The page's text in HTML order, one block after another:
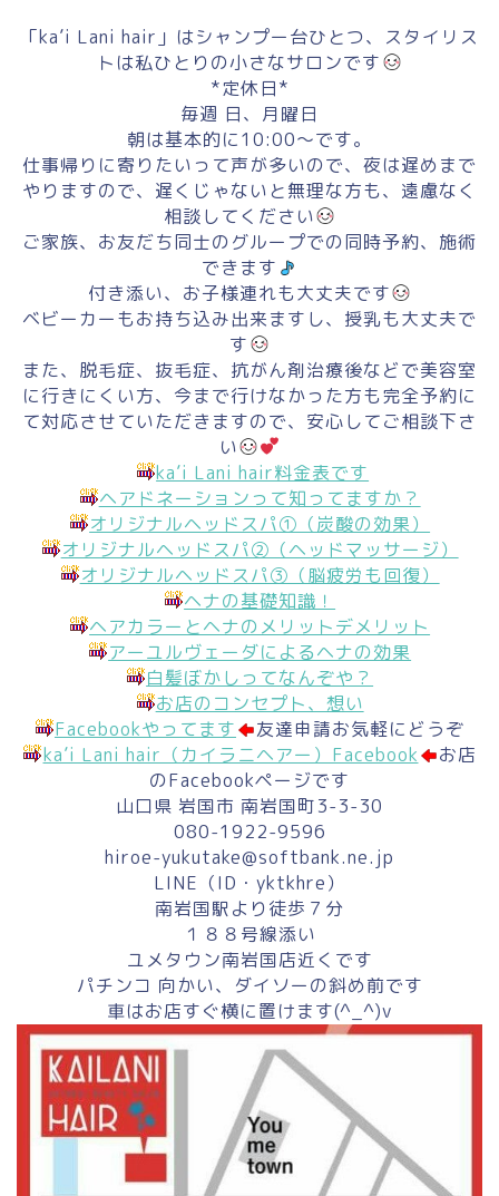
「ka’i Lani hair」はシャンプー台ひとつ、スタイリス
トは私ひとりの小さなサロンです
*定休日*
毎週 日、月曜日
朝は基本的に10:00～です。
仕事帰りに寄りたいって声が多いので、夜は遅めまで
やりますので、遅くじゃないと無理な方も、遠慮なく
相談してください
ご家族、お友だち同士のグループでの同時予約、施術
できます
付き添い、お子様連れも大丈夫です
ベビーカーもお持ち込み出来ますし、授乳も大丈夫で
す
また、脱毛症、抜毛症、抗がん剤治療後などで美容室
に行きにくい方、今まで行けなかった方も完全予約に
て対応させていただきますので、安心してご相談下さ
い
ka’i Lani hair料金表です
ヘアドネーションって知ってますか？
オリジナルヘッドスパ①（炭酸の効果）
オリジナルヘッドスパ②（ヘッドマッサージ）
オリジナルヘッドスパ③（脳疲労も回復）
ヘナの基礎知識！
ヘアカラーとヘナのメリットデメリット
アーユルヴェーダによるヘナの効果
白髪ぼかしってなんぞや？
お店のコンセプト、想い
Facebookやってます
友達申請お気軽にどうぞ
ka’i Lani hair（カイラニヘアー）Facebook
お店
のFacebookページです
山口県 岩国市 南岩国町3-3-30
080-1922-9596
hiroe-yukutake@softbank.ne.jp
LINE（ID・yktkhre）
南岩国駅より徒歩７分
１８８号線添い
ユメタウン南岩国店近くです
パチンコ 向かい、ダイソーの斜め前です
車はお店すぐ横に置けます(^_^)v